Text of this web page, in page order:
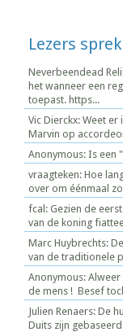
Lezers
Neverbeendead
het wanneer een
toepast. https...
Vic Dierckx: Weet
Marvin op
Anonymous: Is een
vraagteken: Hoe
over om éénmaal
fcal: Gezien de
van de koning
Marc Huybrechts:
van de traditionele
Anonymous:
de mens ! Besef
Julien Renaers: De
Duits zijn